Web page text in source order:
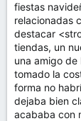
fiestas
relacionadas
destacar
tiendas, un
una amigo de
tomado la
forma no
dejaba bien
acababa con